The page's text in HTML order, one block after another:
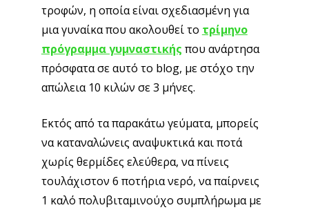
τροφών, η οποία είναι σχεδιασμένη για
μια γυναίκα που ακολουθεί το τρίμηνο
πρόγραμμα γυμναστικής που ανάρτησα
πρόσφατα σε αυτό το blog, με στόχο την
απώλεια 10 κιλών σε 3 μήνες.
Εκτός από τα παρακάτω γεύματα, μπορείς
να καταναλώνεις αναψυκτικά και ποτά
χωρίς θερμίδες ελεύθερα, να πίνεις
τουλάχιστον 6 ποτήρια νερό, να παίρνεις
1 καλό πολυβιταμινούχο συμπλήρωμα με